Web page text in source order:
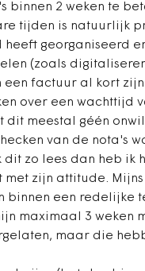
binnen 2 weken te
tijden is natuurlijk
heeft georganiseerd
(zoals
factuur al kort
over een wachttijd
dit meestal géén
van de nota's
dit zo lees dan heb ik
zijn attitude.
binnen een redelijke
maximaal 3
maar die